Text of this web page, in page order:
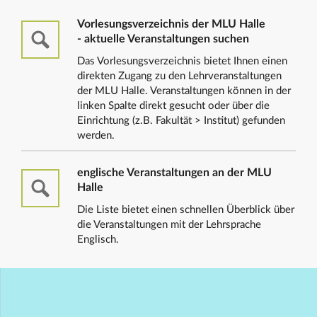
Vorlesungsverzeichnis der MLU Halle
- aktuelle Veranstaltungen suchen
Das Vorlesungsverzeichnis bietet Ihnen einen
direkten Zugang zu den Lehrveranstaltungen
der MLU Halle. Veranstaltungen können in der
linken Spalte direkt gesucht oder über die
Einrichtung (z.B. Fakultät > Institut) gefunden
werden.
englische Veranstaltungen an der MLU
Halle
Die Liste bietet einen schnellen Überblick über
die Veranstaltungen mit der Lehrsprache
Englisch.